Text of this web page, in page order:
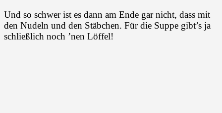
Und so schwer ist es dann am Ende gar nicht, dass mit
den Nudeln und den Stäbchen. Für die Suppe gibt’s ja
schließlich noch ’nen Löffel!